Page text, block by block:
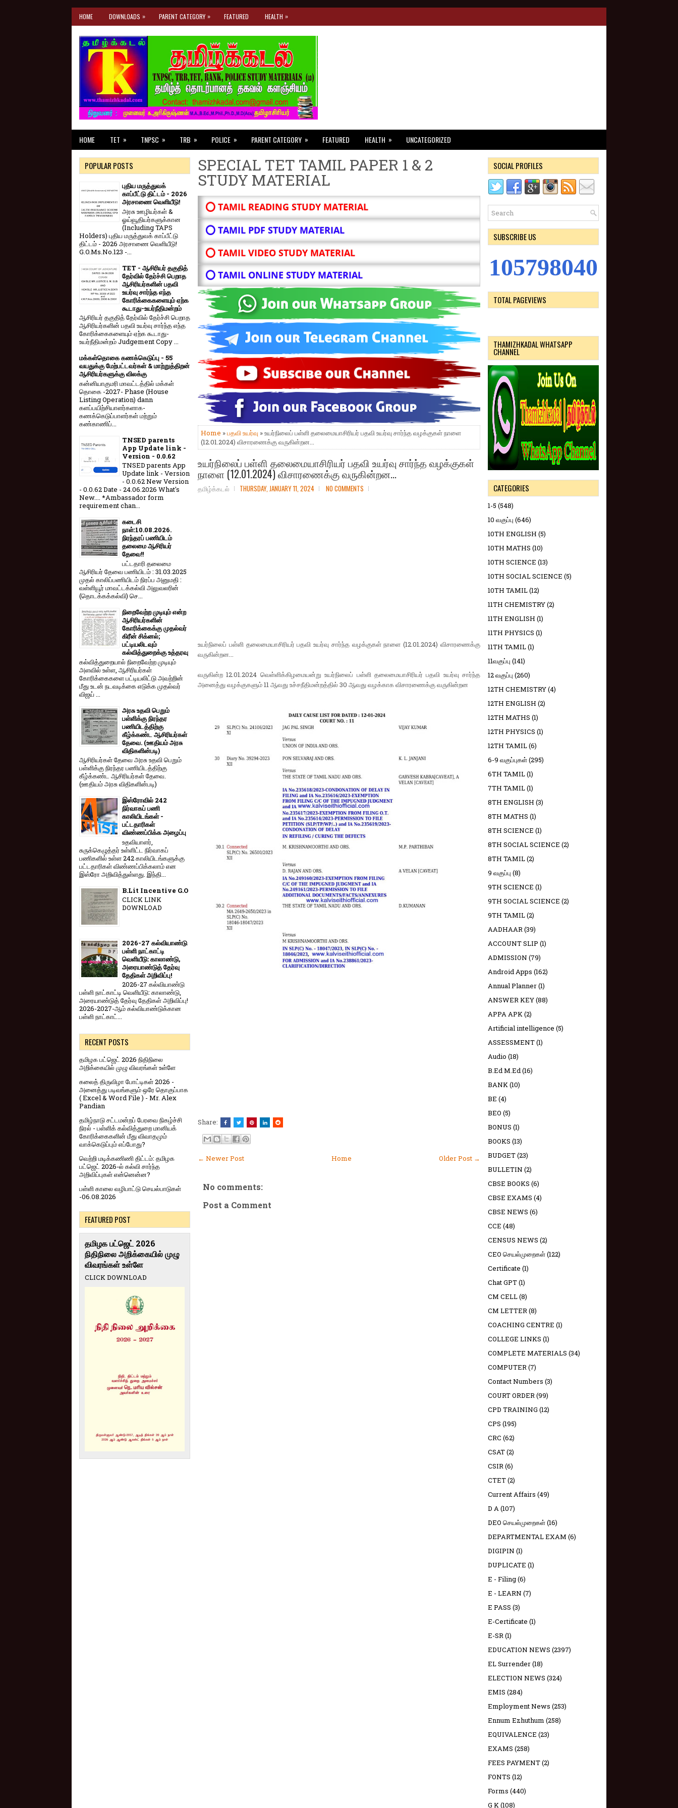
HOME DOWNLOADS » PARENT CATEGORY » FEATURED HEALTH »
HOME TET » TNPSC » TRB » POLICE » PARENT CATEGORY » FEATURED HEALTH » UNCATEGORIZED
SPECIAL TET TAMIL PAPER 1 & 2
STUDY MATERIAL
⭕ TAMIL READING STUDY MATERIAL
⭕ TAMIL PDF STUDY MATERIAL
⭕ TAMIL VIDEO STUDY MATERIAL
⭕ TAMIL ONLINE STUDY MATERIAL
Home »பதவி உயர்வு » உயர்நிலைப் பள்ளி தலைமையாசிரியர் பதவி உயர்வு சார்ந்த வழக்குகள் நாளை
(12.01.2024) விசாரணைக்கு வருகின்றன...
உயர்நிலைப் பள்ளி தலைமையாசிரியர் பதவி உயர்வு சார்ந்த வழக்குகள்
நாளை (12.01.2024) விசாரணைக்கு வருகின்றன...
தமிழ்க்கடல் THURSDAY, JANUARY 11, 2024 NO COMMENTS
உயர்நிலைப் பள்ளி தலைமையாசிரியர் பதவி உயர்வு சார்ந்த வழக்குகள் நாளை (12.01.2024) விசாரணைக்கு
வருகின்றன...
வருகின்ற 12.01.2024 வெள்ளிக்கிழமையன்று உயர்நிலைப் பள்ளி தலைமையாசிரியர் பதவி உயர்வு சார்ந்த
அனைத்து வழக்குகளும் 11 ஆவது உச்சநீதிமன்றத்தில் 30 ஆவது வழக்காக விசாரணைக்கு வருகின்றன
Share:
← Newer Post Older Post →
Home
No comments:
Post a Comment
POPULAR POSTS
புதிய மருத்துவக்
காப்பீட்டு திட்டம் - 2026
அரசாணை வெளியீடு!
அரசு ஊழியர்கள் &
ஓய்வூதியர்களுக்கான
(Including TAPS
Holders) புதிய மருத்துவக் காப்பீட்டு
திட்டம் - 2026 அரசாணை வெளியீடு!
G.O.Ms.No.123 -...
TET - ஆசிரியர் தகுதித்
தேர்வில் தேர்ச்சி பெறாத
ஆசிரியர்களின் பதவி
உயர்வு சார்ந்த எந்த
கோரிக்கைகளையும் ஏற்க
கூடாது-உயர்நீதிமன்றம்
ஆசிரியர் தகுதித் தேர்வில் தேர்ச்சி பெறாத
ஆசிரியர்களின் பதவி உயர்வு சார்ந்த எந்த
கோரிக்கைகளையும் ஏற்க கூடாது-
உயர்நீதிமன்றம் Judgement Copy ...
மக்கள்தொகை கணக்கெடுப்பு - 55
வயதுக்கு மேற்பட்டவர்கள் & மாற்றுத்திறன்
ஆசிரியர்களுக்கு விலக்கு
கன்னியாகுமரி மாவட்டத்தில் மக்கள்
தொகை -2027- Phase (House
Listing Operation) dann
களப்பயிற்சியாளர்களாக-
கணக்கெடுப்பாளர்கள் மற்றும்
கண்காணிப்...
TNSED parents
App Update link -
Version - 0.0.62
TNSED parents App
Update link - Version
- 0.0.62 New Version
- 0.0.62 Date - 24.06.2026 What's
New.... *Ambassador form
requirement chan...
கடைசி
நாள்:10.08.2026.
நிரந்தரப் பணியிடம்
தலைமை ஆசிரியர்
தேவை!!
பட்டதாரி தலைமை
ஆசிரியர் தேவை பணியிடம் : 31.03.2025
முதல் காலிப்பணியிடம் நிரப்ப அனுமதி :
வள்ளியூர் மாவட்டக்கல்வி அலுவலரின்
(தொடக்கக்கல்வி) செ...
நிறைவேற்ற முடியும் என்ற
ஆசிரியர்களின்
கோரிக்கைக்கு முதல்வர்
கிரீன் சிக்னல்;
பட்டியலிடவும்
கல்வித்துறைக்கு உத்தரவு
கல்வித்துறையால் நிறைவேற்ற முடியும்
அளவில் உள்ள, ஆசிரியர்கள்
கோரிக்கைகளை பட்டியலிட்டு அவற்றின்
மீது உடன் நடவடிக்கை எடுக்க முதல்வர்
விஜய் ...
அரசு உதவி பெறும்
பள்ளிக்கு நிரந்தர
பணியிடத்திற்கு
கீழ்க்கண்ட ஆசிரியர்கள்
தேவை. (ஊதியம் அரசு
விதிகளின்படி)
ஆசிரியர்கள் தேவை அரசு உதவி பெறும்
பள்ளிக்கு நிரந்தர பணியிடத்திற்கு
கீழ்க்கண்ட ஆசிரியர்கள் தேவை.
(ஊதியம் அரசு விதிகளின்படி)
இஸ்ரோவில் 242
நிர்வாகப் பணி
காலியிடங்கள் -
பட்டதாரிகள்
விண்ணப்பிக்க அழைப்பு
உதவியாளர்,
சுருக்கெழுத்தர் உள்ளிட்ட நிர்வாகப்
பணிகளில் உள்ள 242 காலியிடங்களுக்கு
பட்டதாரிகள் விண்ணப்பிக்கலாம் என
இஸ்ரோ அறிவித்துள்ளது. இந்தி...
B.Lit Incentive G.O
CLICK LINK
DOWNLOAD
2026-27 கல்வியாண்டு
பள்ளி நாட்காட்டி
வெளியீடு: காலாண்டு,
அரையாண்டுத் தேர்வு
தேதிகள் அறிவிப்பு!
2026-27 கல்வியாண்டு
பள்ளி நாட்காட்டி வெளியீடு: காலாண்டு,
அரையாண்டுத் தேர்வு தேதிகள் அறிவிப்பு!
2026-2027-ஆம் கல்வியாண்டுக்கான
பள்ளி நாட்காட்...
RECENT POSTS
தமிழக பட்ஜெட் 2026 நிதிநிலை
அறிக்கையில் முழு விவரங்கள் உள்ளே
கலைத் திருவிழா போட்டிகள் 2026 -
அனைத்து படிவங்களும் ஒரே தொகுப்பாக
( Excel & Word File ) - Mr. Alex
Pandian
தமிழ்நாடு சட்டமன்றப் பேரவை நிகழ்ச்சி
நிரல் - பள்ளிக் கல்வித்துறை மானியக்
கோரிக்கைகளின் மீது விவாதமும்
வாக்கெடுப்பும் எப்போது?
வெற்றி மடிக்கணிணி திட்டம்: தமிழக
பட்ஜெட் 2026-ல் கல்வி சார்ந்த
அறிவிப்புகள் என்னென்ன?
பள்ளி காலை வழிபாட்டு செயல்பாடுகள்
-06.08.2026
FEATURED POST
தமிழக பட்ஜெட் 2026
நிதிநிலை அறிக்கையில் முழு
விவரங்கள் உள்ளே
CLICK DOWNLOAD
SOCIAL PROFILES
SUBSCRIBE US
105798040
TOTAL PAGEVIEWS
THAMIZHKADAL WHATSAPP
CHANNEL
CATEGORIES
1-5 (548)
10 வகுப்பு (646)
10TH ENGLISH (5)
10TH MATHS (10)
10TH SCIENCE (13)
10TH SOCIAL SCIENCE (5)
10TH TAMIL(12)
11TH CHEMISTRY(2)
11TH ENGLISH (1)
11TH PHYSICS (1)
11TH TAMIL(1)
11வகுப்பு (141)
12 வகுப்பு (260)
12TH CHEMISTRY(4)
12TH ENGLISH (2)
12TH MATHS (1)
12TH PHYSICS (1)
12TH TAMIL(6)
6-9 வகுப்புகள்(295)
6TH TAMIL(1)
7TH TAMIL(1)
8TH ENGLISH (3)
8TH MATHS (1)
8TH SCIENCE (1)
8TH SOCIAL SCIENCE (2)
8TH TAMIL(2)
9 வகுப்பு (8)
9TH SCIENCE (1)
9TH SOCIAL SCIENCE (2)
9TH TAMIL(2)
AADHAAR(39)
ACCOUNT SLIP (1)
ADMISSION (79)
Android Apps (162)
Annual Planner(1)
ANSWER KEY(88)
APPA APK(2)
Artificial intelligence (5)
ASSESSMENT(1)
Audio (18)
B.Ed M.Ed(16)
BANK(10)
BE (4)
BEO (5)
BONUS (1)
BOOKS (13)
BUDGET(23)
BULLETIN (2)
CBSE BOOKS (6)
CBSE EXAMS (4)
CBSE NEWS (6)
CCE (48)
CENSUS NEWS (2)
CEO செயல்முறைகள்(122)
Certificate (1)
Chat GPT(1)
CM CELL(8)
CM LETTER(8)
COACHING CENTRE (1)
COLLEGE LINKS (1)
COMPLETE MATERIALS (34)
COMPUTER(7)
Contact Numbers (3)
COURT ORDER(99)
CPD TRAINING (12)
CPS (195)
CRC (62)
CSAT(2)
CSIR(6)
CTET(2)
Current Affairs (49)
D A(107)
DEO செயல்முறைகள்(16)
DEPARTMENTAL EXAM (6)
DIGIPIN (1)
DUPLICATE (1)
E - Filing(6)
E - LEARN (7)
E PASS (3)
E-Certificate (1)
E-SR(1)
EDUCATION NEWS (2397)
EL Surrender(18)
ELECTION NEWS (324)
EMIS (284)
Employment News (253)
Ennum Ezhuthum (258)
EQUIVALENCE (23)
EXAMS (258)
FEES PAYMENT(2)
FONTS (12)
Forms (440)
G K(108)